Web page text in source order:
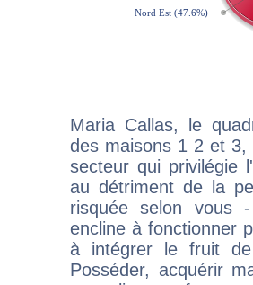
Maria Callas, le
des maisons 1 2 et
secteur qui privilégie
au détriment de la
risquée selon vous
encline à fonctionner
à intégrer le fruit
Posséder, acquérir